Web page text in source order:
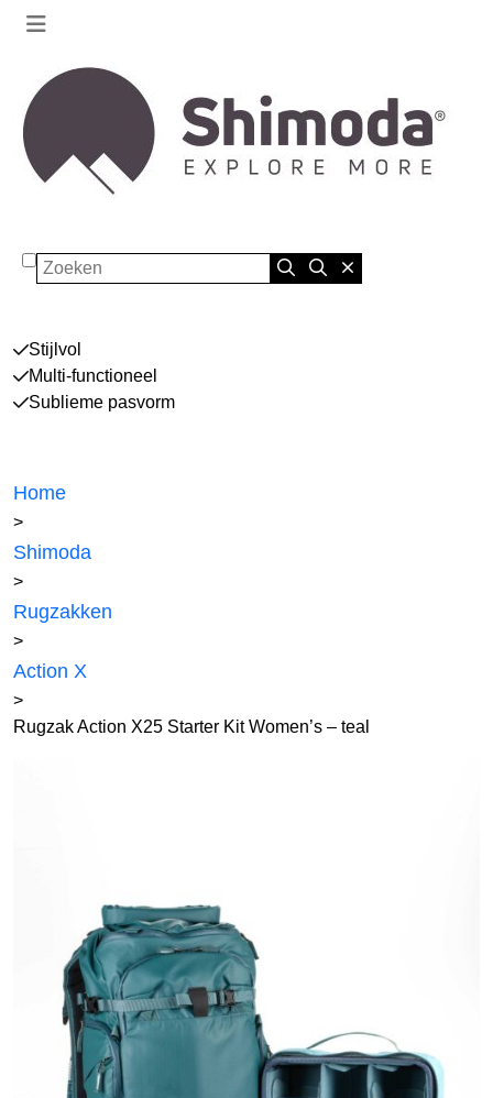
Zoeken
Stijlvol
Multi-functioneel
Sublieme pasvorm
Home
>
Shimoda
>
Rugzakken
>
Action X
>
Rugzak Action X25 Starter Kit Women’s – teal